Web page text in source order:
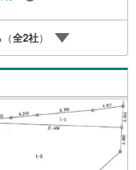
ぜひご家族そろってご
00分～午後6時30分
話でのお問い合わせが
電話ボタンをタッチ！
全2社）